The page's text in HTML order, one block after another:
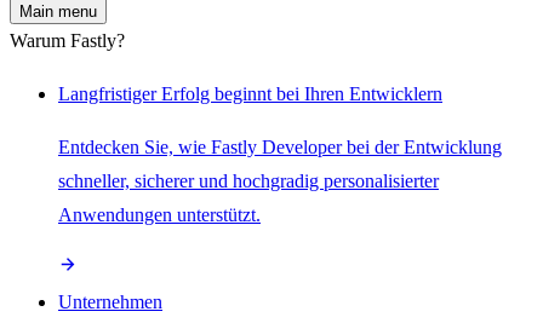
Main menu
Warum Fastly?
Langfristiger Erfolg beginnt bei Ihren Entwicklern
Entdecken Sie, wie Fastly Developer bei der Entwicklung
schneller, sicherer und hochgradig personalisierter
Anwendungen unterstützt.
Unternehmen